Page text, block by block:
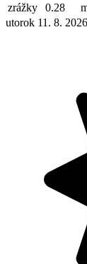
zrážky
0.28
utorok 11. 8. 2026